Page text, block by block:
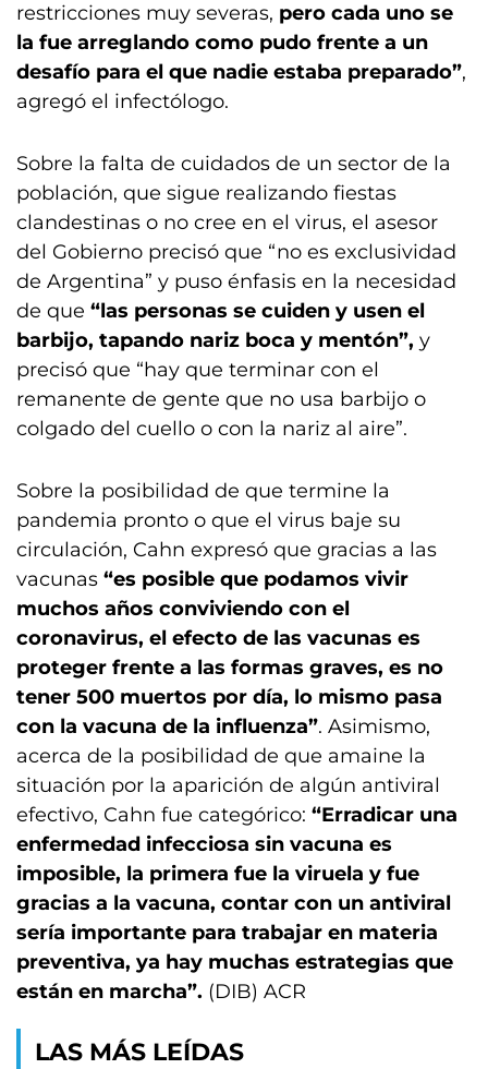
restricciones muy severas, pero cada uno se
la fue arreglando como pudo frente a un
desafío para el que nadie estaba preparado”,
agregó el infectólogo.
Sobre la falta de cuidados de un sector de la
población, que sigue realizando fiestas
clandestinas o no cree en el virus, el asesor
del Gobierno precisó que “no es exclusividad
de Argentina” y puso énfasis en la necesidad
de que “las personas se cuiden y usen el
barbijo, tapando nariz boca y mentón”, y
precisó que “hay que terminar con el
remanente de gente que no usa barbijo o
colgado del cuello o con la nariz al aire”.
Sobre la posibilidad de que termine la
pandemia pronto o que el virus baje su
circulación, Cahn expresó que gracias a las
vacunas “es posible que podamos vivir
muchos años conviviendo con el
coronavirus, el efecto de las vacunas es
proteger frente a las formas graves, es no
tener 500 muertos por día, lo mismo pasa
con la vacuna de la influenza”. Asimismo,
acerca de la posibilidad de que amaine la
situación por la aparición de algún antiviral
efectivo, Cahn fue categórico: “Erradicar una
enfermedad infecciosa sin vacuna es
imposible, la primera fue la viruela y fue
gracias a la vacuna, contar con un antiviral
sería importante para trabajar en materia
preventiva, ya hay muchas estrategias que
están en marcha”. (DIB) ACR
LAS MÁS LEÍDAS